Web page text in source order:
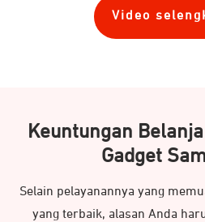
Video
Keuntungan
Gadget
Selain pelayanannya yang
yang terbaik, alasan Anda